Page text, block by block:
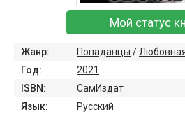
Мой статус
Жанр: Попаданцы /
Год:
2021
ISBN:
СамИздат
Язык:
Русский